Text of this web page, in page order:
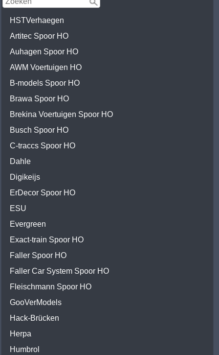
HSTVerhaegen
Artitec Spoor HO
Auhagen Spoor HO
AWM Voertuigen HO
B-models Spoor HO
Brawa Spoor HO
Brekina Voertuigen Spoor HO
Busch Spoor HO
C-traccs Spoor HO
Dahle
Digikeijs
ErDecor Spoor HO
ESU
Evergreen
Exact-train Spoor HO
Faller Spoor HO
Faller Car System Spoor HO
Fleischmann Spoor HO
GooVerModels
Hack-Brücken
Herpa
Humbrol